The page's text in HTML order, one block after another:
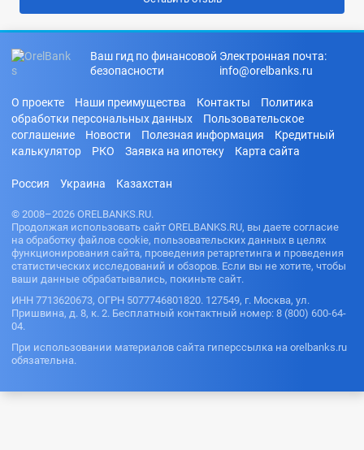
Ваш гид по финансовой
безопасности
Электронная почта:
info@orelbanks.ru
О проекте Наши преимущества Контакты
Политика
обработки персональных данных
Пользовательское
соглашение
Новости Полезная информация
Кредитный
калькулятор
РКО Заявка на ипотеку Карта сайта
Россия Украина Казахстан
© 2008–2026 ORELBANKS.RU.
Продолжая использовать сайт ORELBANKS.RU, вы даете согласие
на обработку файлов cookie, пользовательских данных в целях
функционирования сайта, проведения ретаргетинга и проведения
статистических исследований и обзоров. Если вы не хотите, чтобы
ваши данные обрабатывались, покиньте сайт.
ИНН 7713620673, ОГРН 5077746801820. 127549, г. Москва, ул.
Пришвина, д. 8, к. 2. Бесплатный контактный номер: 8 (800) 600-64-
04.
При использовании материалов сайта гиперссылка на orelbanks.ru
обязательна.